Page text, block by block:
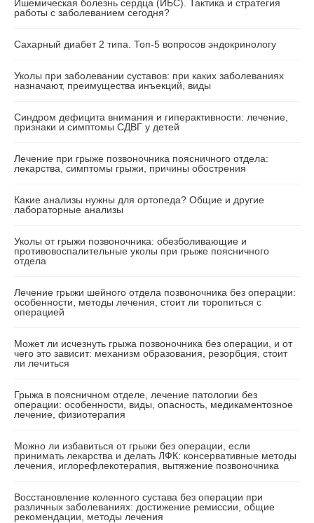
Ишемическая болезнь сердца (ИБС). Тактика и стратегия
работы с заболеванием сегодня?
Сахарный диабет 2 типа. Топ-5 вопросов эндокринологу
Уколы при заболевании суставов: при каких заболеваниях
назначают, преимущества инъекций, виды
Синдром дефицита внимания и гиперактивности: лечение,
признаки и симптомы СДВГ у детей
Лечение при грыже позвоночника поясничного отдела:
лекарства, симптомы грыжи, причины обострения
Какие анализы нужны для ортопеда? Общие и другие
лабораторные анализы
Уколы от грыжи позвоночника: обезболивающие и
противовоспалительные уколы при грыже поясничного
отдела
Лечение грыжи шейного отдела позвоночника без операции:
особенности, методы лечения, стоит ли торопиться с
операцией
Может ли исчезнуть грыжа позвоночника без операции, и от
чего это зависит: механизм образования, резорбция, стоит
ли лечиться
Грыжа в поясничном отделе, лечение патологии без
операции: особенности, виды, опасность, медикаментозное
лечение, физиотерапия
Можно ли избавиться от грыжи без операции, если
принимать лекарства и делать ЛФК: консервативные методы
лечения, иглорефлекотерапия, вытяжение позвоночника
Восстановление коленного сустава без операции при
различных заболеваниях: достижение ремиссии, общие
рекомендации, методы лечения